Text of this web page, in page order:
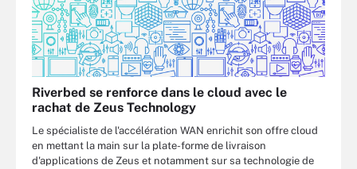
Riverbed se renforce dans le cloud avec le
rachat de Zeus Technology
Le spécialiste de l'accélération WAN enrichit son offre cloud
en mettant la main sur la plate-forme de livraison
d'applications de Zeus et notamment sur sa technologie de